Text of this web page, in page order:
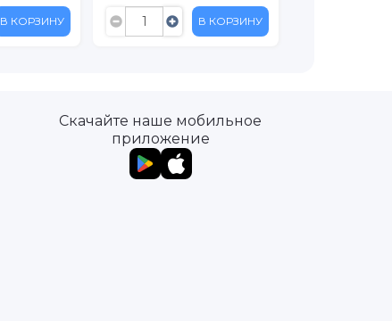
В КОРЗИНУ В КОРЗИНУ
Скачайте наше мобильное
приложение